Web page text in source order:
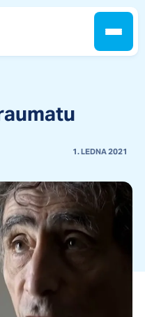
1. LEDNA 2021